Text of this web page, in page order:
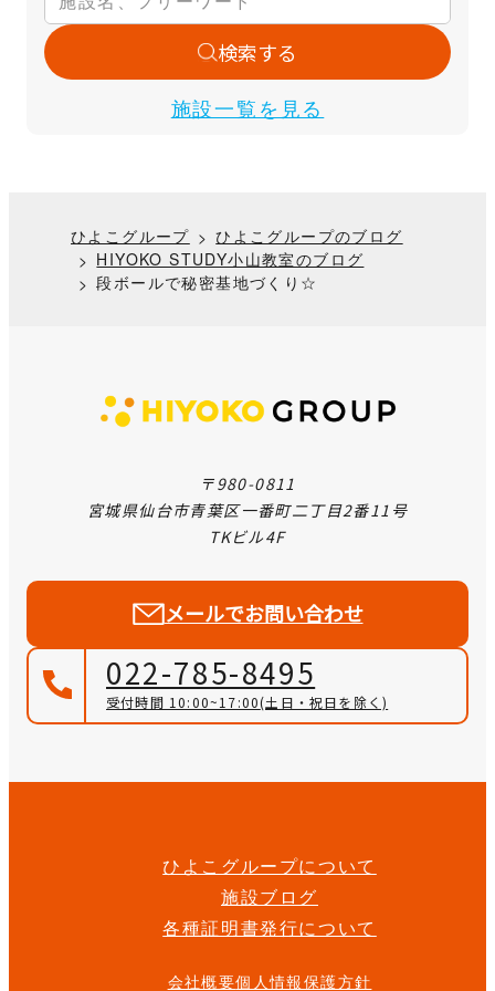
施設一覧を見る
検索する
ひよこグループ
ひよこグループのブログ
HIYOKO STUDY小山教室のブログ
段ボールで秘密基地づくり☆
〒980-0811
宮城県仙台市青葉区一番町二丁目2番11号
TKビル4F
メールでお問い合わせ
022-785-8495
受付時間 10:00~17:00(土日・祝日を除く)
ひよこグループについて
施設ブログ
各種証明書発行について
会社概要個人情報保護方針